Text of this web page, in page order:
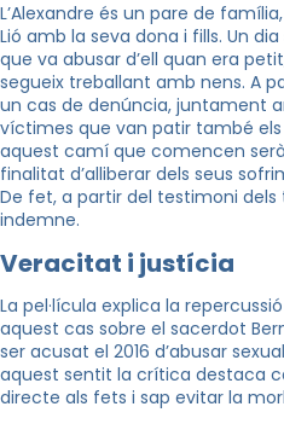
L’Alexandre és un pare de
Lió amb la seva dona i fills. Un
que va abusar d’ell quan era
segueix treballant amb nens. A
un cas de denúncia, juntament
víctimes que van patir també
aquest camí que comencen
finalitat d’alliberar dels seus
De fet, a partir del testimoni
indemne.
Veracitat i justícia
La pel·lícula explica la
aquest cas sobre el sacerdot
ser acusat el 2016 d’abusar
aquest sentit la crítica destaca
directe als fets i sap evitar la